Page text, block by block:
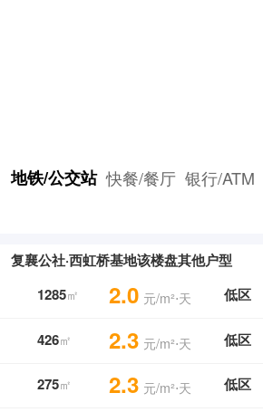
地铁/公交站 快餐/餐厅 银行/ATM
复襄公社·西虹桥基地该楼盘其他户型
1285㎡ 2.0 元/m²⋅天 低区
426㎡ 2.3 元/m²⋅天 低区
275㎡ 2.3 元/m²⋅天 低区